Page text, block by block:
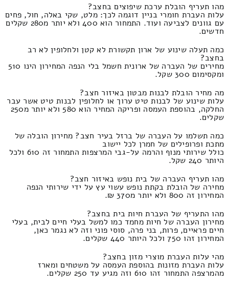
מהו תעריף הובלת ערכת שיפוצים בחצב?
עלות העברת חומרי בניין דוגמה לכך: מלט, שקי באלה, חול, פחים
עם גוונים לצביעה ועוד. התמחור הוא 400 ולא יותר מ280 שקלים
חדשים.
כמה תעלה שינוע של ארון תקשורת לא קטן ולחלופין לא רב
בחצב?
מחירים של העברה של ארונית חשמל בלי הנפה המחירון הינו 510
ומקסימום 300 שקל.
מה מחיר הובלת לבנות מבטון באיזור חצב?
עלות שינוע של לבנות טיט ערוך או לחלופין לבנות טיט אשר עבר
החלקה, בהוספת העמסה ופריקה המחיר הוא 580 ולא יותר מ250
שקלים.
כמה תשלמו על העברה של ברזל בעיר חצב? מחירון הובלה של
מתכת ופרופילים של חמרן לכל יישוב
כולל שירותי מנוף והרמה על-גבי המרצפות התמחור זה 610 ולכל
היותר 240 שקל.
מהו תעריף העברה של בית נופש באיזור חצב?
מחירה של הובלת בקתת נופש עשוי עץ על ידי שירותי הנפה
המחירון זה 800 ולא יותר מ370 ₪.
מהו התעריף של העברת חיות בית בחצב?
מחירון העברה של חיות מחמד כמו למשל בעלי חיים לבית, בעלי
חיים פראיים, פרות, בני פרה, סוסי פוני וזה לא נגמר כאן,
המחירון זהו 750 ולכל היותר 440 שקלים.
מהי עלות העברת מוצרי מזון בחצב?
עלות העברת מזונות בהוספת העמסה על משטחים ומארז
מהמרצפה התמחור זהו 610 וזה מגיע עד 250 שקלים.